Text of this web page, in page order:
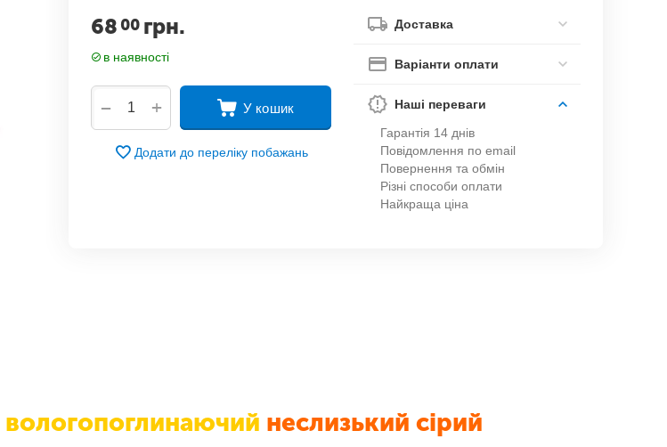
68 00 грн.
в наявності
+
− У кошик
Додати до переліку побажань
Доставка
Варіанти оплати
Наші переваги
Гарантія 14 днів
Повідомлення по email
Повернення та обмін
Різні способи оплати
Найкраща ціна
вологопоглинаючий неслизький сірий